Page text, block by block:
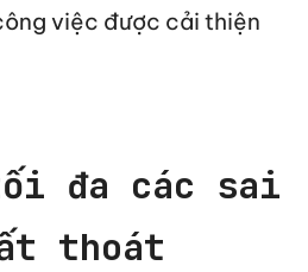
việc được cải thiện
đa các sai
thoát